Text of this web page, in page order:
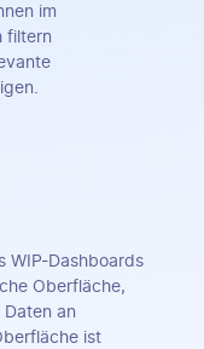
im
filtern
WIP-Dashboards
Oberfläche,
an
ist